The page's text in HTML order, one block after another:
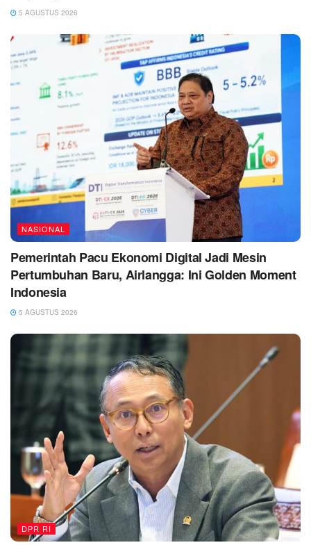
5 AGUSTUS 2026
NASIONAL
Pemerintah Pacu Ekonomi Digital Jadi Mesin
Pertumbuhan Baru, Airlangga: Ini Golden Moment
Indonesia
5 AGUSTUS 2026
DPR RI